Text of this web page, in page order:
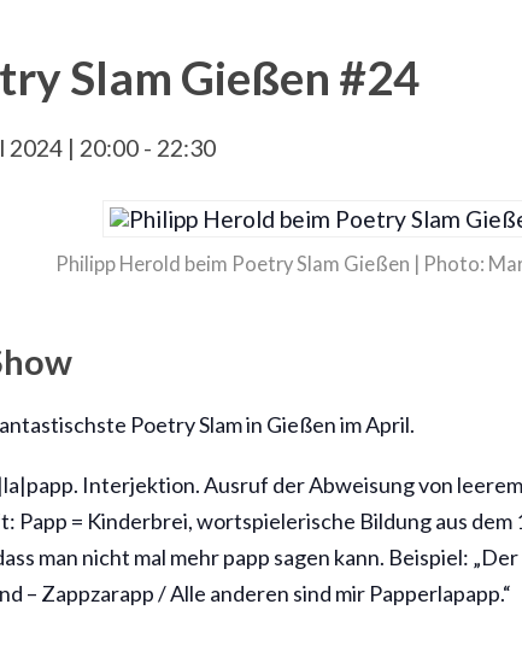
Slam Gießen #24
2024 | 20:00 - 22:30
Philipp Herold beim Poetry Slam Gießen | Photo:
Poetry Slam in Gießen im April.
Interjektion. Ausruf der Abweisung von
Papp = Kinderbrei, wortspielerische Bildung aus dem
man nicht mal mehr papp sagen kann. Beispiel:
– Zappzarapp / Alle anderen sind mir Papperlapapp.“